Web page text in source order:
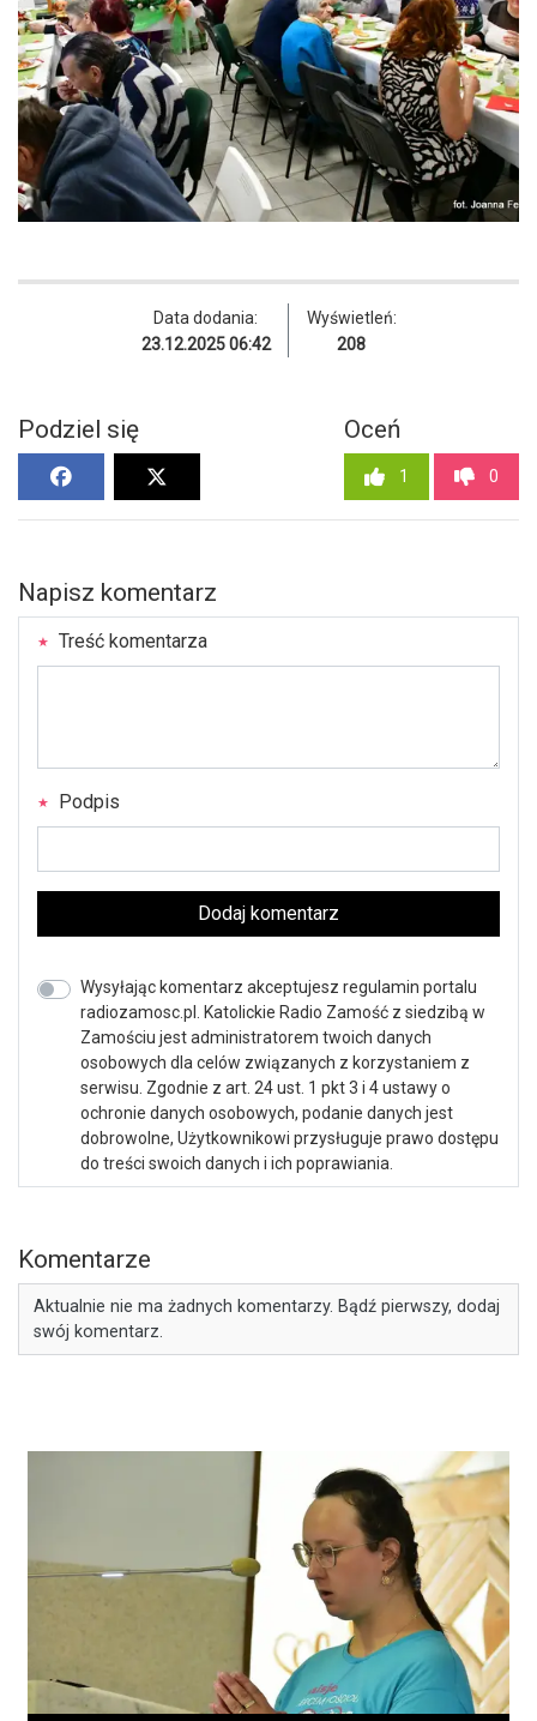
Data dodania:
23.12.2025 06:42
Wyświetleń:
208
Podziel się Oceń
1 0
Napisz komentarz
Treść komentarza
Podpis
Dodaj komentarz
Wysyłając komentarz akceptujesz regulamin portalu
radiozamosc.pl. Katolickie Radio Zamość z siedzibą w
Zamościu jest administratorem twoich danych
osobowych dla celów związanych z korzystaniem z
serwisu. Zgodnie z art. 24 ust. 1 pkt 3 i 4 ustawy o
ochronie danych osobowych, podanie danych jest
dobrowolne, Użytkownikowi przysługuje prawo dostępu
do treści swoich danych i ich poprawiania.
Komentarze
Aktualnie nie ma żadnych komentarzy. Bądź pierwszy, dodaj
swój komentarz.